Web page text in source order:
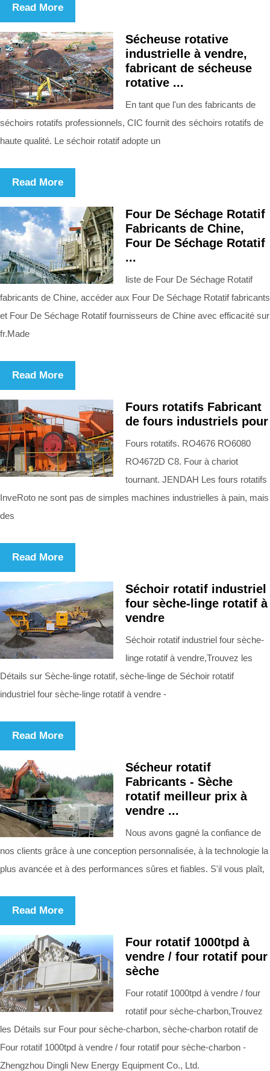
Read More
Sécheuse rotative
industrielle à vendre,
fabricant de sécheuse
rotative ...
En tant que l'un des fabricants de
séchoirs rotatifs professionnels, CIC fournit des séchoirs rotatifs de
haute qualité. Le séchoir rotatif adopte un
Read More
Four De Séchage Rotatif
Fabricants de Chine,
Four De Séchage Rotatif
...
liste de Four De Séchage Rotatif
fabricants de Chine, accéder aux Four De Séchage Rotatif fabricants
et Four De Séchage Rotatif fournisseurs de Chine avec efficacité sur
fr.Made
Read More
Fours rotatifs Fabricant
de fours industriels pour
Fours rotatifs. RO4676 RO6080
RO4672D C8. Four à chariot
tournant. JENDAH Les fours rotatifs
InveRoto ne sont pas de simples machines industrielles à pain, mais
des
Read More
Séchoir rotatif industriel
four sèche-linge rotatif à
vendre
Séchoir rotatif industriel four sèche-
linge rotatif à vendre,Trouvez les
Détails sur Sèche-linge rotatif, sèche-linge de Séchoir rotatif
industriel four sèche-linge rotatif à vendre -
Read More
Sécheur rotatif
Fabricants - Sèche
rotatif meilleur prix à
vendre ...
Nous avons gagné la confiance de
nos clients grâce à une conception personnalisée, à la technologie la
plus avancée et à des performances sûres et fiables. S'il vous plaît,
Read More
Four rotatif 1000tpd à
vendre / four rotatif pour
sèche
Four rotatif 1000tpd à vendre / four
rotatif pour sèche-charbon,Trouvez
les Détails sur Four pour sèche-charbon, sèche-charbon rotatif de
Four rotatif 1000tpd à vendre / four rotatif pour sèche-charbon -
Zhengzhou Dingli New Energy Equipment Co., Ltd.